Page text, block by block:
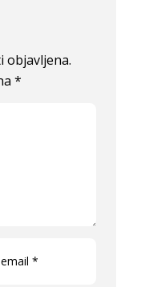
objavljena.
*